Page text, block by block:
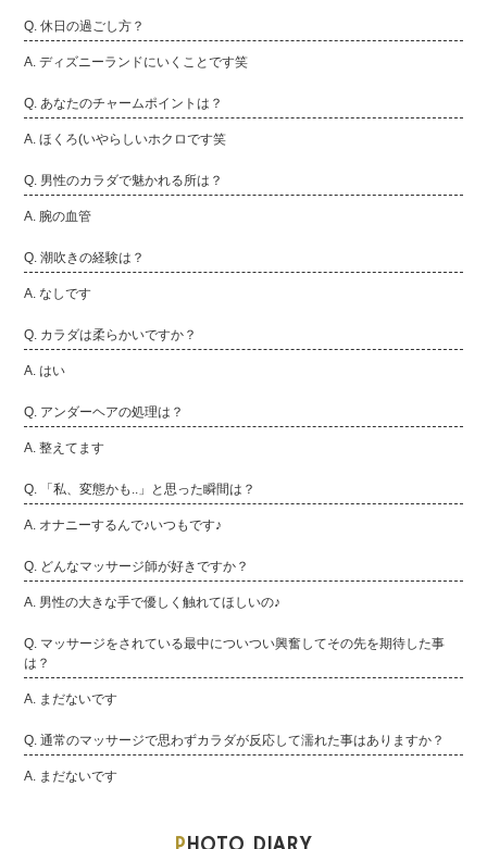
Q. 休日の過ごし方？
A. ディズニーランドにいくことです笑
Q. あなたのチャームポイントは？
A. ほくろ(いやらしいホクロです笑
Q. 男性のカラダで魅かれる所は？
A. 腕の血管
Q. 潮吹きの経験は？
A. なしです
Q. カラダは柔らかいですか？
A. はい
Q. アンダーヘアの処理は？
A. 整えてます
Q. 「私、変態かも..」と思った瞬間は？
A. オナニーするんで♪いつもです♪
Q. どんなマッサージ師が好きですか？
A. 男性の大きな手で優しく触れてほしいの♪
Q. マッサージをされている最中についつい興奮してその先を期待した事
は？
A. まだないです
Q. 通常のマッサージで思わずカラダが反応して濡れた事はありますか？
A. まだないです